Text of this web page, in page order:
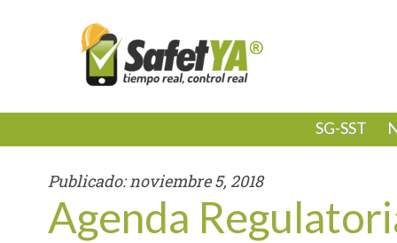
SG-SST
Publicado:noviembre 5, 2018
Agenda